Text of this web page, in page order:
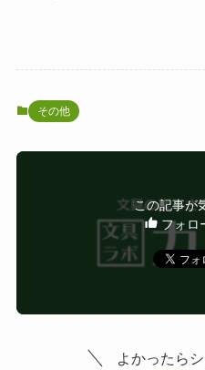
その他
この記事が
フォロ
よかったら